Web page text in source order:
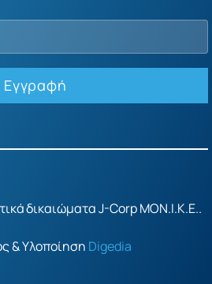
δικαιώματα J-Corp ΜΟΝ.Ι.Κ.Ε..
& Υλοποίηση Digedia